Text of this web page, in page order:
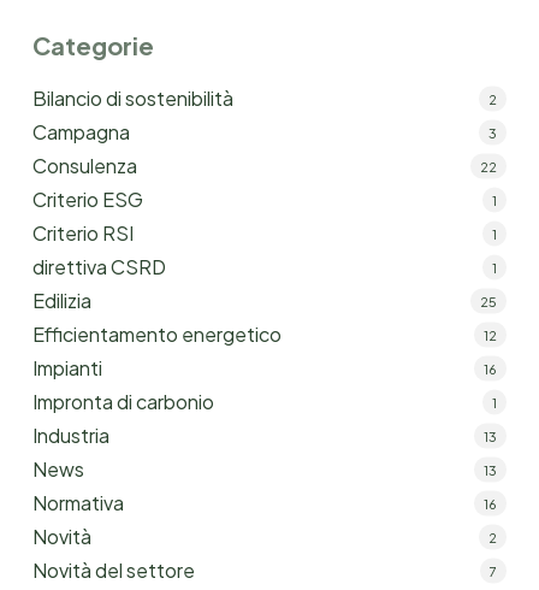
Categorie
Bilancio di sostenibilità 2
Campagna 3
Consulenza 22
Criterio ESG 1
Criterio RSI 1
direttiva CSRD 1
Edilizia 25
Efficientamento energetico 12
Impianti 16
Impronta di carbonio 1
Industria 13
News 13
Normativa 16
Novità 2
Novità del settore 7